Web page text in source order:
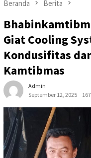
Beranda Berita
Giat Cooling
Kondusifitas
Kamtibmas
Admin
September 12, 2025